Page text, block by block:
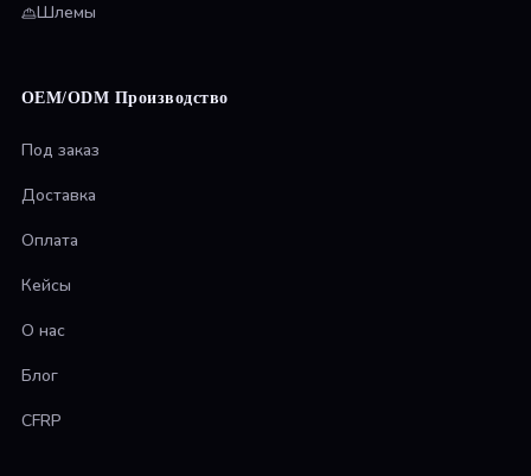
Шлемы
OEM/ODM Производство
Под заказ
Доставка
Оплата
Кейсы
О нас
Блог
CFRP